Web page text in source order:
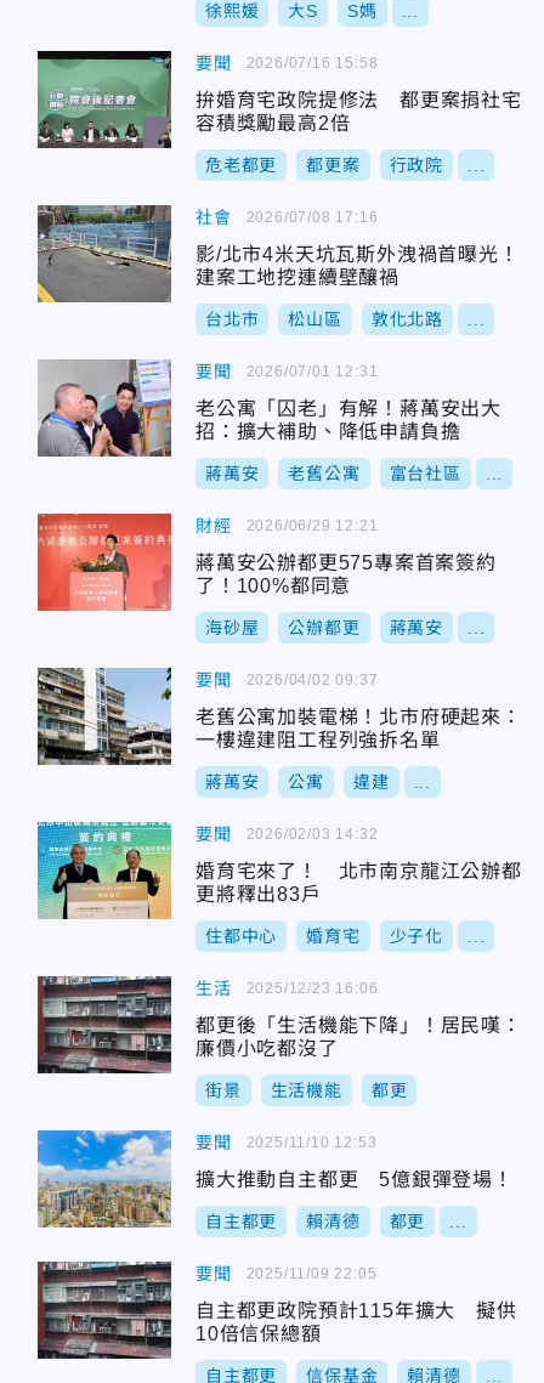
徐熙媛 大S S媽
要聞
拚婚育宅政院提修法 都更案捐社宅
容積獎勵最高2倍
危老都更 都更案 行政院
2026/07/16 15:58
社會
影/北市4米天坑瓦斯外洩禍首曝光！
建案工地挖連續壁釀禍
台北市 松山區 敦化北路
2026/07/08 17:16
要聞
老公寓「囚老」有解！蔣萬安出大
招：擴大補助、降低申請負擔
蔣萬安 老舊公寓 富台社區
2026/07/01 12:31
財經
蔣萬安公辦都更575專案首案簽約
了！100%都同意
海砂屋 公辦都更 蔣萬安
2026/06/29 12:21
要聞
老舊公寓加裝電梯！北市府硬起來：
一樓違建阻工程列強拆名單
蔣萬安 公寓 違建
2026/04/02 09:37
要聞
婚育宅來了！ 北市南京龍江公辦都
更將釋出83戶
住都中心 婚育宅 少子化
2026/02/03 14:32
生活
都更後「生活機能下降」！居民嘆：
廉價小吃都沒了
街景 生活機能 都更
2025/12/23 16:06
要聞
擴大推動自主都更 5億銀彈登場！
自主都更 賴清德 都更
2025/11/10 12:53
要聞
自主都更政院預計115年擴大 擬供
10倍信保總額
自主都更 信保基金 賴清德
2025/11/09 22:05